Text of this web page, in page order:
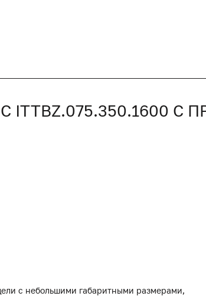
С
с небольшими габаритными размерами,